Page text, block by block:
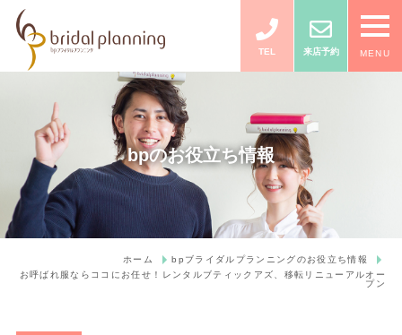
TEL 来店予約 MENU
bpのお役立ち情報
ホーム
bpブライダルプランニングのお役立ち情報
お呼ばれ服ならココにお任せ！レンタルブティックアズ、移転リニューアルオー
プン